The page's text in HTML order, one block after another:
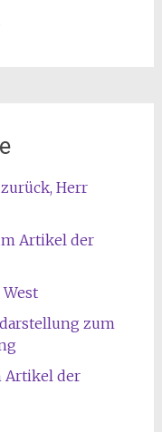
Herr
Artikel der
zum
Artikel der